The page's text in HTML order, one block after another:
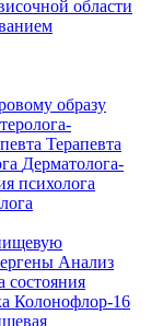
области
образу
Терапевта
Дерматолога-
психолога
Анализ
состояния
Колонофлор-16